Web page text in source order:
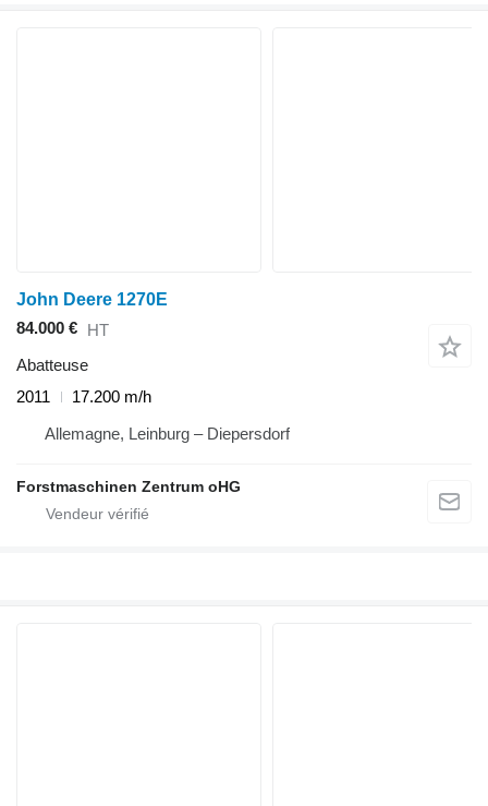
John Deere 1270E
84.000 € HT
Abatteuse
2011
17.200 m/h
Allemagne, Leinburg – Diepersdorf
Forstmaschinen Zentrum oHG